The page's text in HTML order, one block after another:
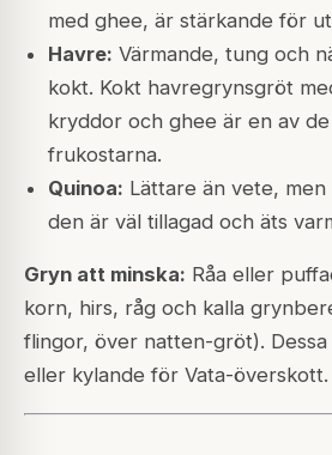
med ghee, är stärkande för
Havre: Värmande, tung och
kokt. Kokt havregrynsgröt
kryddor och ghee är en av
frukostarna.
Quinoa: Lättare än vete,
den är väl tillagad och äts
Gryn att minska: Råa eller
korn, hirs, råg och kalla
flingor, över natten-gröt).
eller kylande för Vata-överskott.